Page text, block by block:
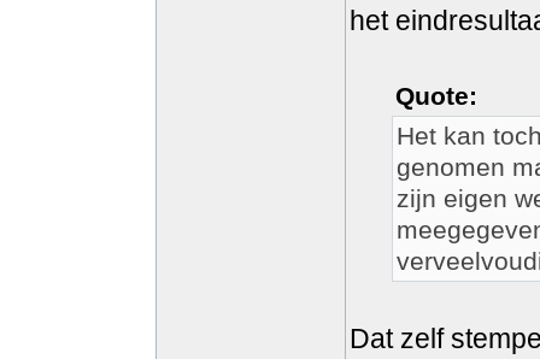
het
Quote:
Het kan
genomen
zijn eigen
Dat zelf